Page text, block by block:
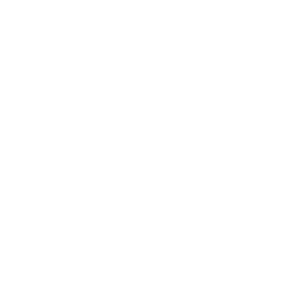
12000 руб.
12000 руб.
12000 руб.